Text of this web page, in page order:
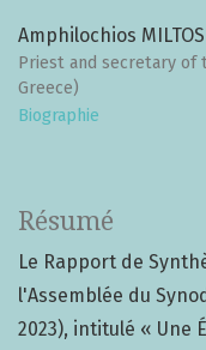
Amphilochios MILTOS
Priest and secretary of
Greece)
Biographie
Résumé
Le Rapport de
l'Assemblée du
2023), intitulé « Une